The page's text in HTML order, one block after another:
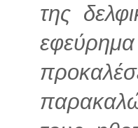
της
εφεύρημα